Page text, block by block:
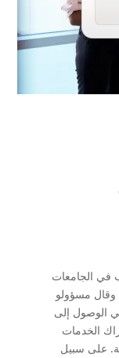
في الجامعات
وقال مسؤولو
الوصول إلى
الخدمات
على سبيل